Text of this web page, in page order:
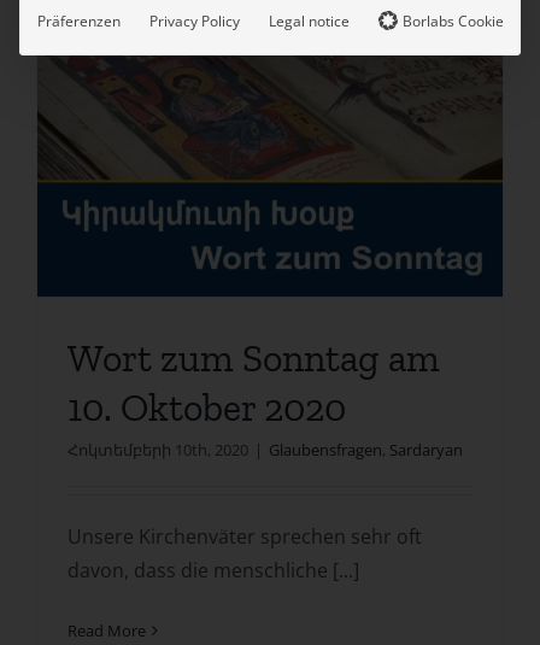
Wort zum Sonntag am
10. Oktober 2020
Հոկտեմբերի 10th, 2020 | Glaubensfragen, Sardaryan
Unsere Kirchenväter sprechen sehr oft
davon, dass die menschliche [...]
Read More
Präferenzen Privacy Policy Legal notice Borlabs Cookie